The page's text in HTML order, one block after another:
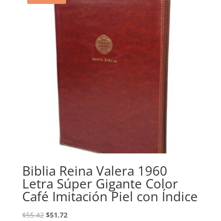
Biblia Reina Valera 1960
Letra Súper Gigante Color
Café Imitación Piel con Índice
$55.42 Original
$51.72Current